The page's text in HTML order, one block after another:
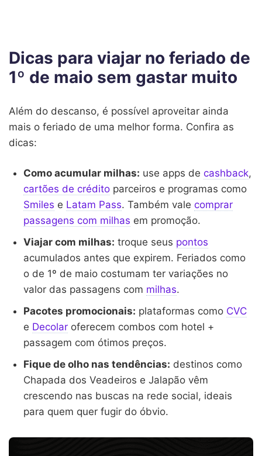
Dicas para viajar no feriado de
1º de maio sem gastar muito
Além do descanso, é possível aproveitar ainda
mais o feriado de uma melhor forma. Confira as
dicas:
Como acumular milhas: use apps de cashback,
cartões de crédito parceiros e programas como
Smiles e Latam Pass. Também vale comprar
passagens com milhas em promoção.
Viajar com milhas: troque seus pontos
acumulados antes que expirem. Feriados como
o de 1º de maio costumam ter variações no
valor das passagens com milhas.
Pacotes promocionais: plataformas como CVC
e Decolar oferecem combos com hotel +
passagem com ótimos preços.
Fique de olho nas tendências: destinos como
Chapada dos Veadeiros e Jalapão vêm
crescendo nas buscas na rede social, ideais
para quem quer fugir do óbvio.